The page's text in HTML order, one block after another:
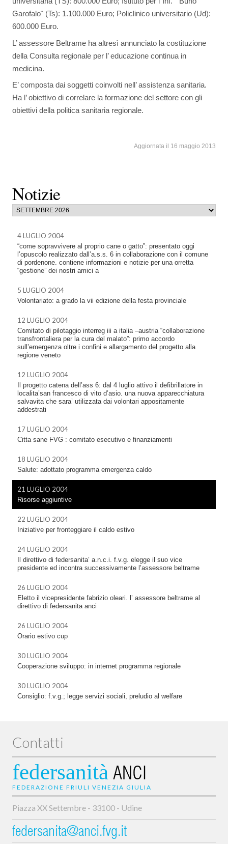
Notizie
4 LUGLIO 2004
“come sopravvivere al proprio cane o gatto”: presentato oggi
l’opuscolo realizzato dall’a.s.s. 6 in collaborazione con il comune
di pordenone. contiene informazioni e notizie per una orretta
“gestione” dei nostri amici a
5 LUGLIO 2004
Volontariato: a grado la vii edizione della festa provinciale
12 LUGLIO 2004
Comitato di pilotaggio interreg iii a italia –austria “collaborazione
transfrontaliera per la cura del malato”: primo accordo
sull’emergenza oltre i confini e allargamento del progetto alla
regione veneto
12 LUGLIO 2004
Il progetto catena dell’ass 6: dal 4 luglio attivo il defibrillatore in
localita’san francesco di vito d’asio. una nuova apparecchiatura
salvavita che sara’ utilizzata dai volontari appositamente
addestrati
17 LUGLIO 2004
Citta sane FVG : comitato esecutivo e finanziamenti
18 LUGLIO 2004
Salute: adottato programma emergenza caldo
21 LUGLIO 2004
Risorse aggiuntive
22 LUGLIO 2004
Iniziative per fronteggiare il caldo estivo
24 LUGLIO 2004
Il direttivo di federsanita’ a.n.c.i. f.v.g. elegge il suo vice
presidente ed incontra successivamente l’assessore beltrame
26 LUGLIO 2004
Eletto il vicepresidente fabrizio oleari. l’ assessore beltrame al
direttivo di federsanita anci
26 LUGLIO 2004
Orario estivo cup
30 LUGLIO 2004
Cooperazione sviluppo: in internet programma regionale
30 LUGLIO 2004
Consiglio: f.v.g.; legge servizi sociali, preludio al welfare
Garofalo¨ (Ts): 1.100.000 Euro; Policlinico universitario (Ud):
600.000 Euro.
L’ assessore Beltrame ha altresì annunciato la costituzione
della Consulta regionale per l’ educazione continua in
medicina.
E’ composta dai soggetti coinvolti nell’ assistenza sanitaria.
Ha l’ obiettivo di correlare la formazione del settore con gli
obiettivi della politica sanitaria regionale.
Aggiornata il 16 maggio 2013
Contatti
federsanità ANCI
FEDERAZIONE FRIULI VENEZIA GIULIA
Piazza XX Settembre - 33100 - Udine
federsanita@anci.fvg.it